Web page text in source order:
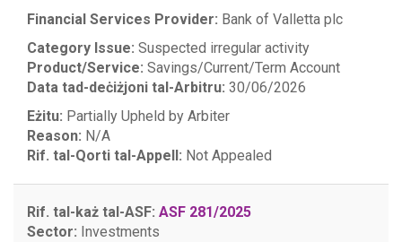
Financial Services Provider: Bank of Valletta plc
Category Issue: Suspected irregular activity
Product/Service: Savings/Current/Term Account
Data tad-deċiżjoni tal-Arbitru: 30/06/2026
Eżitu: Partially Upheld by Arbiter
Reason: N/A
Rif. tal-Qorti tal-Appell: Not Appealed
Rif. tal-każ tal-ASF: ASF 281/2025
Sector: Investments